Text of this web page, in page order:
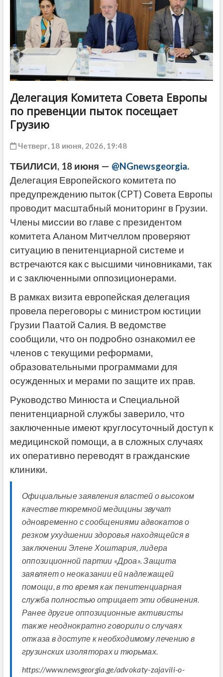
Делегация Комитета Совета Европы
по превенции пыток посещает
Грузию
Четверг, 18 июня, 2026, 19:48
ТБИЛИСИ, 18 июня — @NGnewsgeorgia.
Делегация Европейского комитета по
предупреждению пыток (CPT) Совета Европы
проводит масштабный мониторинг в Грузии.
Члены миссии во главе с президентом
комитета Аланом Митчеллом проверяют
ситуацию в пенитенциарной системе и
встречаются как с высшими чиновниками, так
и с заключенными оппозиционерами.
В рамках визита европейская делегация
провела переговоры с министром юстиции
Грузии Паатой Салия. В ведомстве
сообщили, что он подробно ознакомил ее
членов с текущими реформами,
образовательными программами для
осужденных и мерами по защите их прав.
Руководство Минюста и Специальной
пенитенциарной службы заверило, что
заключенные имеют круглосуточный доступ к
медицинской помощи, а в сложных случаях
их оперативно переводят в гражданские
клиники.
Официальные заявления властей о высоком
качестве тюремной медицины звучат
одновременно с сообщениями адвокатов о
резком ухудшении здоровья находящейся в
заключении Элене Хоштария, лидера
оппозиционной партии «Дроа». Защита
заявляет о неоказании ей надлежащей
помощи, в то время как пенитенциарная
служба полностью отрицает эти обвинения.
Ранее другие оппозиционные активисты
также неоднократно говорили о случаях
отказа в доступе к необходимому лечению в
грузинских изоляторах и тюрьмах.
https://www.newsgeorgia.ge/advokaty-zajavili-o-